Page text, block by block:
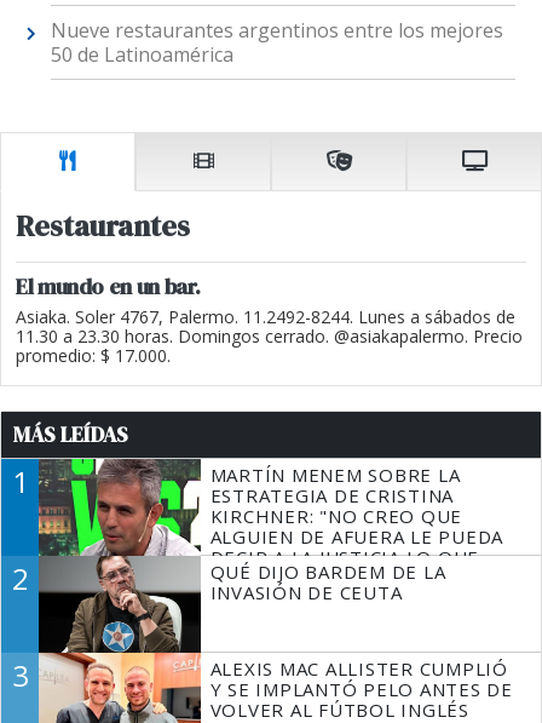
Nueve restaurantes argentinos entre los mejores
50 de Latinoamérica
Restaurantes
El mundo en un bar.
Asiaka. Soler 4767, Palermo. 11.2492-8244. Lunes a sábados de
11.30 a 23.30 horas. Domingos cerrado. @asiakapalermo. Precio
promedio: $ 17.000.
MÁS LEÍDAS
1
MARTÍN MENEM SOBRE LA
ESTRATEGIA DE CRISTINA
KIRCHNER: "NO CREO QUE
ALGUIEN DE AFUERA LE PUEDA
DECIR A LA JUSTICIA LO QUE
TIENE QUE HACER"
2
QUÉ DIJO BARDEM DE LA
INVASIÓN DE CEUTA
3
ALEXIS MAC ALLISTER CUMPLIÓ
Y SE IMPLANTÓ PELO ANTES DE
VOLVER AL FÚTBOL INGLÉS